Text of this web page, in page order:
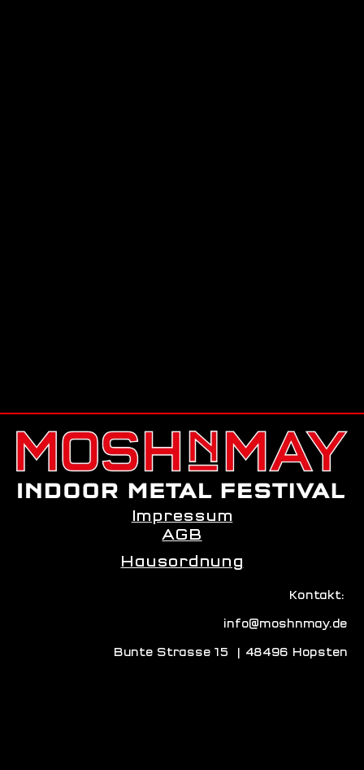
Impressum
AGB
Hausordnung
Kontakt:
info@moshnmay.de
Bunte Strasse 15 | 48496 Hopsten